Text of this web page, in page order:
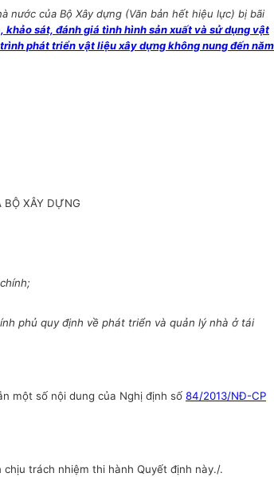
nước của Bộ Xây dựng (Văn bản hết hiệu lực) bị bãi
sát, đánh giá tình hình sản xuất và sử dụng vật
phát triển vật liệu xây dựng không nung đến năm
XÂY DỰNG
phủ quy định về phát triển và quản lý nhà ở tái
một số nội dung của Nghị định số 84/2013/NĐ-CP
trách nhiệm thi hành Quyết định này./.